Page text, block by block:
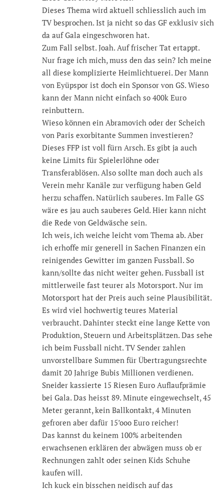
Dieses Thema wird aktuell schliesslich auch im
TV besprochen. Ist ja nicht so das GF exklusiv sich
da auf Gala eingeschworen hat.
Zum Fall selbst. Joah. Auf frischer Tat ertappt.
Nur frage ich mich, muss den das sein? Ich meine
all diese komplizierte Heimlichtuerei. Der Mann
von Eyüpspor ist doch ein Sponsor von GS. Wieso
kann der Mann nicht einfach so 400k Euro
reinbuttern.
Wieso können ein Abramovich oder der Scheich
von Paris exorbitante Summen investieren?
Dieses FFP ist voll fürn Arsch. Es gibt ja auch
keine Limits für Spielerlöhne oder
Transferablösen. Also sollte man doch auch als
Verein mehr Kanäle zur verfügung haben Geld
herzu schaffen. Natürlich sauberes. Im Falle GS
wäre es jau auch sauberes Geld. Hier kann nicht
die Rede von Geldwäsche sein.
Ich weis, ich weiche leicht vom Thema ab. Aber
ich erhoffe mir generell in Sachen Finanzen ein
reinigendes Gewitter im ganzen Fussball. So
kann/sollte das nicht weiter gehen. Fussball ist
mittlerweile fast teurer als Motorsport. Nur im
Motorsport hat der Preis auch seine Plausibilität.
Es wird viel hochwertig teures Material
verbraucht. Dahinter steckt eine lange Kette von
Produktion, Steuern und Arbeitsplätzen. Das sehe
ich beim Fussball nicht. TV Sender zahlen
unvorstellbare Summen für Übertragungsrechte
damit 20 Jahrige Bubis Millionen verdienen.
Sneider kassierte 15 Riesen Euro Auflaufprämie
bei Gala. Das heisst 89. Minute eingewechselt, 45
Meter gerannt, kein Ballkontakt, 4 Minuten
gefroren aber dafür 15’ooo Euro reicher!
Das kannst du keinem 100% arbeitenden
erwachsenen erklären der abwägen muss ob er
Rechnungen zahlt oder seinen Kids Schuhe
kaufen will.
Ich kuck ein bisschen neidisch auf das